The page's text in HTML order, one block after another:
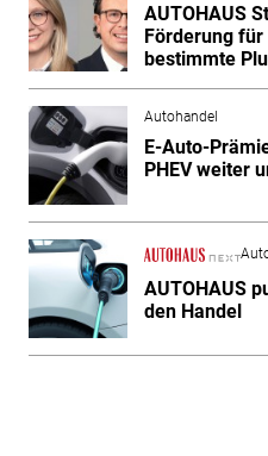
AUTOHAUS
Förderung
bestimmte
Autohandel
E-Auto-
PHEV weiter
AUTOHAUS
den Handel